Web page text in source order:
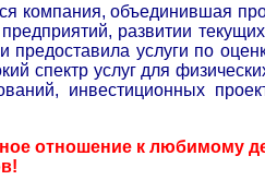
компания, объединившая
развитии
услуги по
спектр услуг для
инвестиционных
отношение к любимому